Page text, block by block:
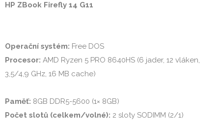
HP ZBook Firefly 14 G11
Operační systém:
Procesor: AMD Ryzen 5 PRO 8640HS (6 jader, 12 vláken,
3,5/4,9 GHz, 16 MB cache)
Paměť:
Počet slotů (celkem/volné):